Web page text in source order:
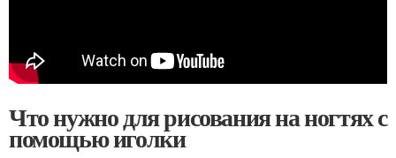
Что нужно для рисования на ногтях с
помощью иголки